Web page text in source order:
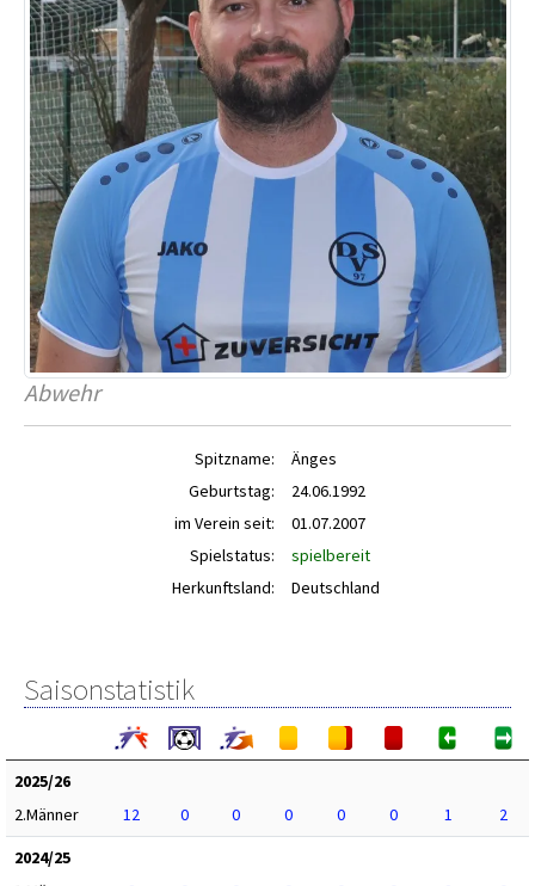
Abwehr
Spitzname:
Änges
Geburtstag:
24.06.1992
im Verein seit:
01.07.2007
Spielstatus:
spielbereit
Herkunftsland:
Deutschland
Saisonstatistik
2025/26
2.Männer
12 0 0 0 0 0 1
2
2024/25